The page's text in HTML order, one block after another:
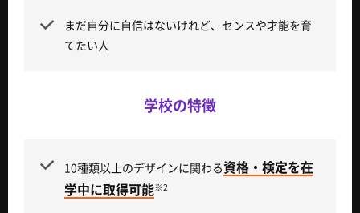
まだ自分に自信はないけれど、センスや才能を育
てたい人
学校の特徴
10種類以上のデザインに関わる資格・検定を在
学中に取得可能※2